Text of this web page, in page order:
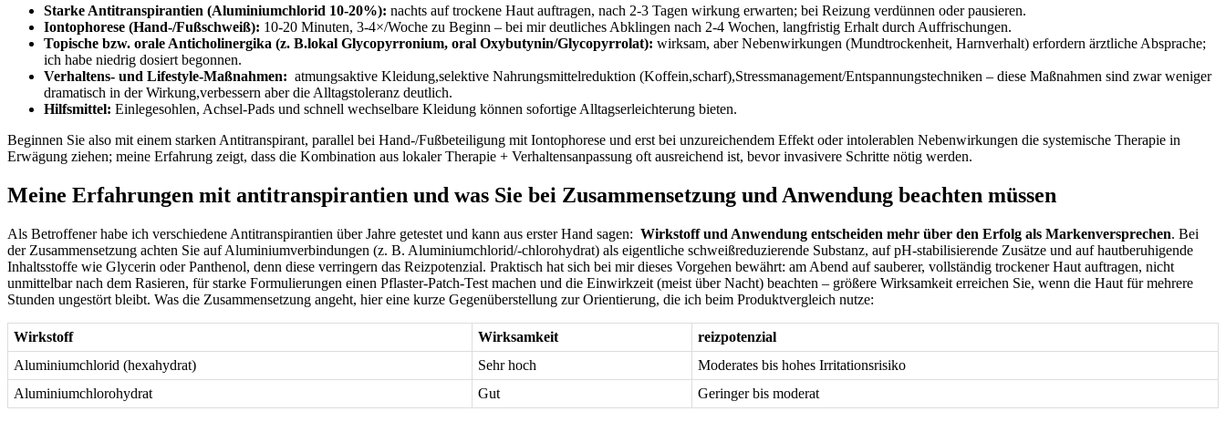
Starke Antitranspirantien (Aluminiumchlorid 10-20%): nachts auf trockene Haut auftragen, nach 2-3 ‍Tagen wirkung erwarten; bei Reizung verdünnen oder pausieren.
Iontophorese (Hand-/Fußschweiß): 10-20 Minuten, ‍3-4×/Woche zu Beginn – bei⁣ mir‍ deutliches Abklingen nach 2-4 Wochen, langfristig Erhalt durch Auffrischungen.
Topische bzw. orale ⁤Anticholinergika (z. B.lokal Glycopyrronium, oral Oxybutynin/Glycopyrrolat): wirksam, aber Nebenwirkungen (Mundtrockenheit, Harnverhalt) erfordern ärztliche Absprache;
ich habe niedrig dosiert begonnen.
Verhaltens- und Lifestyle‑Maßnahmen: ⁢ atmungsaktive Kleidung,selektive Nahrungsmittelreduktion (Koffein,scharf),Stressmanagement/Entspannungstechniken – diese Maßnahmen sind zwar weniger
dramatisch in der Wirkung,verbessern aber die Alltagstoleranz ⁢deutlich.
Hilfsmittel: Einlegesohlen, Achsel‑Pads und schnell wechselbare Kleidung können sofortige Alltagserleichterung bieten.
Beginnen Sie also mit einem starken Antitranspirant, parallel‍ bei Hand‑/Fußbeteiligung mit Iontophorese und erst ⁣bei unzureichendem Effekt oder intolerablen Nebenwirkungen die systemische Therapie in
Erwägung ziehen; meine Erfahrung zeigt, dass die Kombination aus lokaler Therapie + Verhaltensanpassung oft ausreichend ist, bevor invasivere Schritte nötig werden.
Meine Erfahrungen mit antitranspirantien und was Sie bei Zusammensetzung und Anwendung beachten müssen
Als Betroffener habe ich verschiedene⁢ Antitranspirantien über Jahre getestet und kann aus erster Hand sagen: ‍ Wirkstoff und Anwendung entscheiden ⁢mehr über den Erfolg als Markenversprechen. Bei
der Zusammensetzung achten Sie⁣ auf Aluminiumverbindungen (z. B. Aluminiumchlorid/-chlorohydrat) als eigentliche schweißreduzierende Substanz, auf pH-stabilisierende Zusätze und auf hautberuhigende
Inhaltsstoffe wie Glycerin oder Panthenol, denn diese verringern das Reizpotenzial. Praktisch hat sich bei‍ mir dieses Vorgehen bewährt: am Abend auf sauberer, vollständig trockener Haut auftragen, nicht
unmittelbar⁢ nach dem Rasieren, für starke Formulierungen einen Pflaster-Patch-Test ⁣machen und die Einwirkzeit (meist über Nacht) beachten – größere Wirksamkeit erreichen Sie, wenn die Haut ​für mehrere
Stunden ungestört bleibt. Was die⁤ Zusammensetzung angeht, hier eine kurze Gegenüberstellung zur Orientierung, die ich beim Produktvergleich nutze:
Wirkstoff Wirksamkeit
reizpotenzial
Aluminiumchlorid (hexahydrat)
Sehr hoch
Moderates bis hohes Irritationsrisiko
Aluminiumchlorohydrat
Gut Geringer bis ⁢moderat